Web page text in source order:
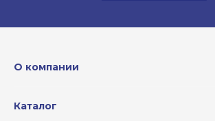
О компании
Каталог